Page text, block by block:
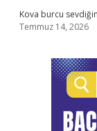
Kova burcu
Temmuz 14, 2026